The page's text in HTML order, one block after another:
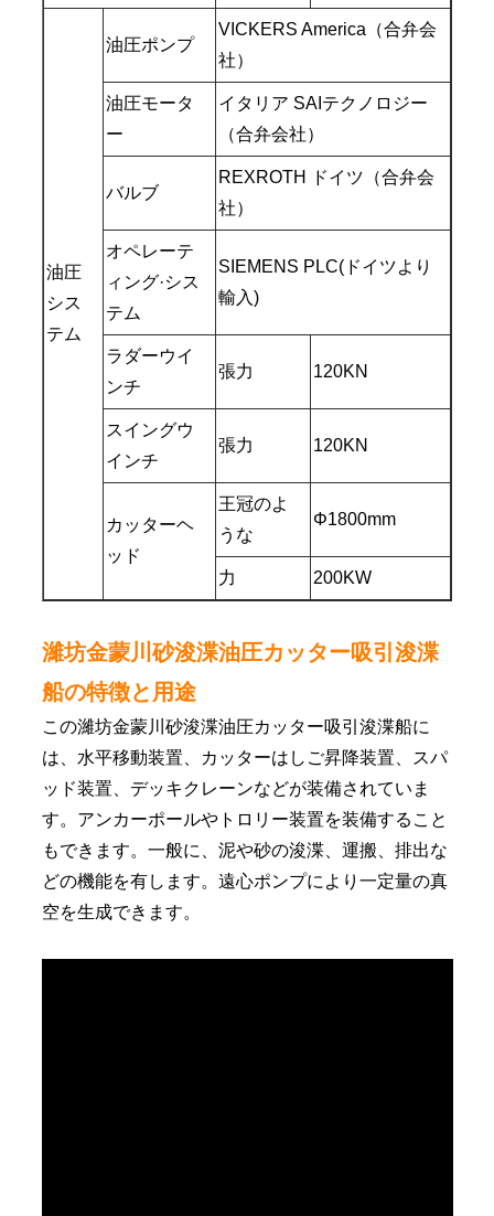
油圧
シス
テム
油圧ポンプ
VICKERS America（合弁会
社）
油圧モータ
ー
イタリア SAIテクノロジー
（合弁会社）
バルブ
REXROTH ドイツ（合弁会
社）
オペレーテ
ィング·シス
テム
SIEMENS PLC(ドイツより
輸入)
ラダーウイ
ンチ
張力 120KN
スイングウ
インチ
張力 120KN
カッターヘ
ッド
王冠のよ
うな
Φ1800mm
力 200KW
濰坊金蒙川砂浚渫油圧カッター吸引浚渫
船の特徴と用途
この濰坊金蒙川砂浚渫油圧カッター吸引浚渫船に
は、水平移動装置、カッターはしご昇降装置、スパ
ッド装置、デッキクレーンなどが装備されていま
す。アンカーポールやトロリー装置を装備すること
もできます。一般に、泥や砂の浚渫、運搬、排出な
どの機能を有します。遠心ポンプにより一定量の真
空を生成できます。